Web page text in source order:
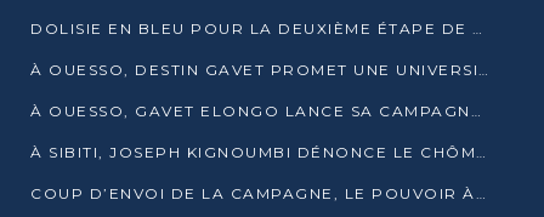
DOLISIE EN BLEU POUR LA DEUXIÈME ÉTAPE DE CAMPAGNE DE DSN
À OUESSO, DESTIN GAVET PROMET UNE UNIVERSITÉ POUR LA SANGHA
À OUESSO, GAVET ELONGO LANCE SA CAMPAGNE SOUS LE SIGNE DU RENOUVEAU
À SIBITI, JOSEPH KIGNOUMBI DÉNONCE LE CHÔMAGE ET LES DÉFAILLANCES DE L’ÉTAT
COUP D’ENVOI DE LA CAMPAGNE, LE POUVOIR À POINTE-NOIRE, L’OPPOSITION À OUESSO ET SIBITI